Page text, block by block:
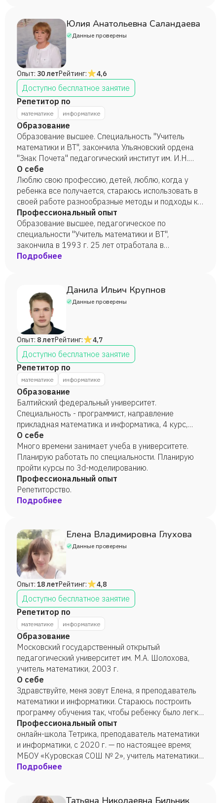
Юлия Анатольевна Саландаева
Данные проверены
Опыт: 30 летРейтинг: 4,6
Доступно бесплатное занятие
Репетитор по
математике информатике
Образование
Образование высшее. Специальность "Учитель
математики и ВТ", закончила Ульяновский ордена
"Знак Почета" педагогический институт им. И.Н.
Ульянова в 1993 году.
О себе
Люблю свою профессию, детей, люблю, когда у
ребенка все получается, стараюсь использовать в
своей работе разнообразные методы и подходы к
обучению, для того того, чтобы математика не
казалась скучным и трудным предметом.
Профессиональный опыт
Образование высшее, педагогическое по
специальности "Учитель математики и ВТ",
закончила в 1993 г. 25 лет отработала в
общеобразовательной школе по специальности,
информатике, имею большой опыт классного
руководства, являюсь Почетным педагогическим
работником Российской Федерации, имею высшую
квалификационную категорию, сертификат МЦКО
математика (профиль), уровень высокий.
Подробнее
Данила Ильич Крупнов
Данные проверены
Опыт: 8 летРейтинг: 4,7
Доступно бесплатное занятие
Репетитор по
математике информатике
Образование
Балтийский федеральный университет.
Специальность - программист, направление
прикладная математика и информатика, 4 курс,
2023 г.
О себе
Много времени занимает учеба в университете.
Планирую работать по специальности. Планирую
пройти курсы по 3d-моделированию.
Профессиональный опыт
Репетиторство.
Подробнее
Елена Владимировна Глухова
Данные проверены
Опыт: 18 летРейтинг: 4,8
Доступно бесплатное занятие
Репетитор по
математике информатике
Образование
Московский государственный открытый
педагогический университет им. М.А. Шолохова,
учитель математики, 2003 г.
О себе
Здравствуйте, меня зовут Елена, я преподаватель
математики и информатики. Стараюсь построить
программу обучения так, чтобы ребенку было легко
и комфортно.
Профессиональный опыт
онлайн-школа Тетрика, преподаватель математики
и информатики, с 2020 г. — по настоящее время;
МБОУ «Куровская СОШ № 2», учитель математики,
2002—2009 гг.
Подробнее
Татьяна Николаевна Бильник